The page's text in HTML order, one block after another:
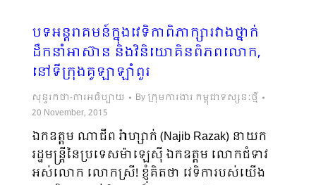
បទអន្តរាគមន៍ក្នុងវេទិកាពិភាក្សារវាងថ្នាក់
ដឹកនាំអាស៊ាន និងវិនិយោគិនពិភពលោក,
នៅទីក្រុងគូឡាឡាំពួរ
សុន្ទរកថា-ការអធិប្បាយ By ក្រុមការងារ កម្ពុជាទស្សនៈថ្មី
20 November, 2015
ឯកឧត្តម ណាជីព រ៉ាហ្សាក់ (Najib Razak) នាយក
រដ្ឋមន្រ្តីនៃប្រទេសម៉ាឡេស៊ី ឯកឧត្តម លោកជំទាវ
អស់លោក លោកស្រី! ខ្ញុំគិតថា វេទិការបស់យើង